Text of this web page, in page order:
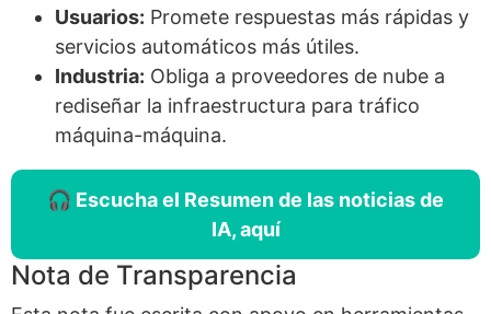
Usuarios: Promete respuestas más rápidas y
servicios automáticos más útiles.
Industria: Obliga a proveedores de nube a
rediseñar la infraestructura para tráfico
máquina-máquina.
🎧 Escucha el Resumen de las noticias de
IA, aquí
Nota de Transparencia